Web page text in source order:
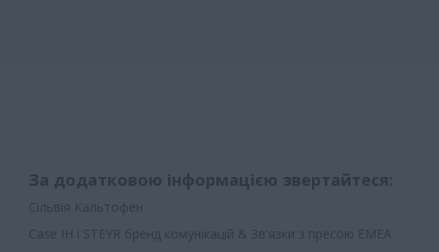
За додатковою інформацією звертайтеся:
Сільвія Кальтофен
Case IH і STEYR бренд комунікацій & Зв'язки з пресою EMEA